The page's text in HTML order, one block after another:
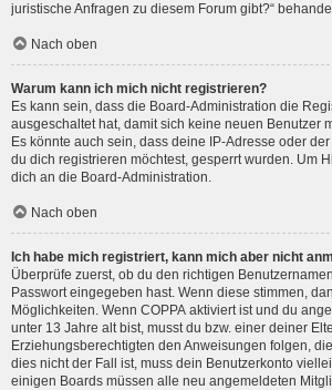
juristische Anfragen zu diesem Forum gibt?“
Nach oben
Warum kann ich mich nicht registrieren?
Es kann sein, dass die Board-Administration die
ausgeschaltet hat, damit sich keine neuen Benutzer
Es könnte auch sein, dass deine IP-Adresse oder
du dich registrieren möchtest, gesperrt wurden. Um
dich an die Board-Administration.
Nach oben
Ich habe mich registriert, kann mich aber nicht
Überprüfe zuerst, ob du den richtigen
Passwort eingegeben hast. Wenn diese stimmen,
Möglichkeiten. Wenn COPPA aktiviert ist und du
unter 13 Jahre alt bist, musst du bzw. einer deiner
Erziehungsberechtigten den Anweisungen folgen,
dies nicht der Fall ist, muss dein Benutzerkonto
einigen Boards müssen alle neu angemeldeten